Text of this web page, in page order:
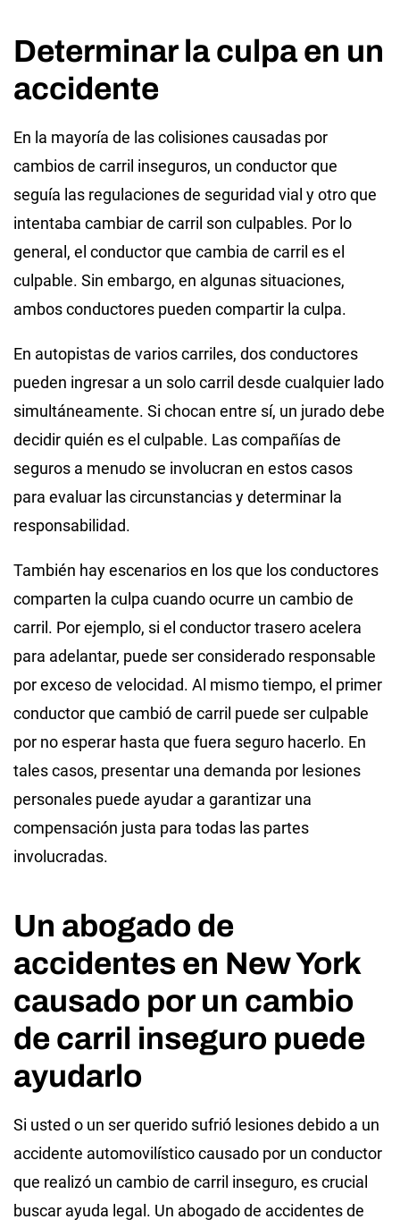
Determinar la culpa en un
accidente
En la mayoría de las colisiones causadas por
cambios de carril inseguros, un conductor que
seguía las regulaciones de seguridad vial y otro que
intentaba cambiar de carril son culpables. Por lo
general, el conductor que cambia de carril es el
culpable. Sin embargo, en algunas situaciones,
ambos conductores pueden compartir la culpa.
En autopistas de varios carriles, dos conductores
pueden ingresar a un solo carril desde cualquier lado
simultáneamente. Si chocan entre sí, un jurado debe
decidir quién es el culpable. Las compañías de
seguros a menudo se involucran en estos casos
para evaluar las circunstancias y determinar la
responsabilidad.
También hay escenarios en los que los conductores
comparten la culpa cuando ocurre un cambio de
carril. Por ejemplo, si el conductor trasero acelera
para adelantar, puede ser considerado responsable
por exceso de velocidad. Al mismo tiempo, el primer
conductor que cambió de carril puede ser culpable
por no esperar hasta que fuera seguro hacerlo. En
tales casos, presentar una demanda por lesiones
personales puede ayudar a garantizar una
compensación justa para todas las partes
involucradas.
Un abogado de
accidentes en New York
causado por un cambio
de carril inseguro puede
ayudarlo
Si usted o un ser querido sufrió lesiones debido a un
accidente automovilístico causado por un conductor
que realizó un cambio de carril inseguro, es crucial
buscar ayuda legal. Un abogado de accidentes de